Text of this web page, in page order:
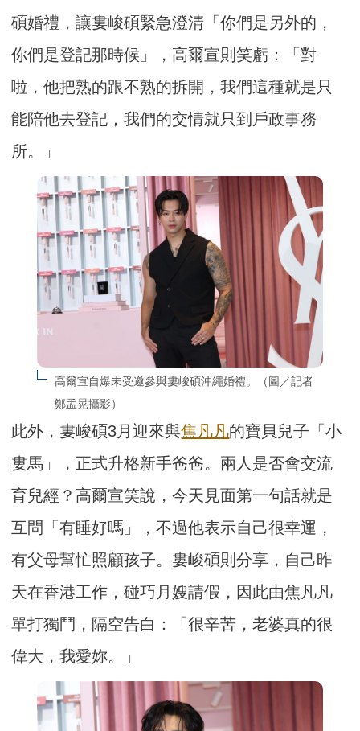
碩婚禮，讓婁峻碩緊急澄清「你們是另外的，
你們是登記那時候」，高爾宣則笑虧：「對
啦，他把熟的跟不熟的拆開，我們這種就是只
能陪他去登記，我們的交情就只到戶政事務
所。」
高爾宣自爆未受邀參與婁峻碩沖繩婚禮。（圖／記者
鄭孟晃攝影）
此外，婁峻碩3月迎來與焦凡凡的寶貝兒子「小
婁馬」，正式升格新手爸爸。兩人是否會交流
育兒經？高爾宣笑說，今天見面第一句話就是
互問「有睡好嗎」，不過他表示自己很幸運，
有父母幫忙照顧孩子。婁峻碩則分享，自己昨
天在香港工作，碰巧月嫂請假，因此由焦凡凡
單打獨鬥，隔空告白：「很辛苦，老婆真的很
偉大，我愛妳。」